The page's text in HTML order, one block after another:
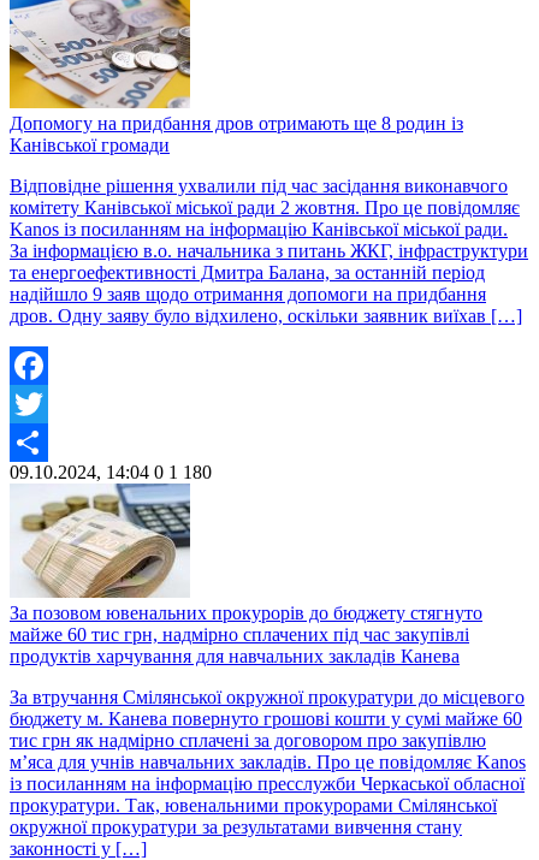
Допомогу на придбання дров отримають ще 8 родин із
Канівської громади
Відповідне рішення ухвалили під час засідання виконавчого
комітету Канівської міської ради 2 жовтня. Про це повідомляє
Kanos із посиланням на інформацію Канівської міської ради.
За інформацією в.о. начальника з питань ЖКГ, інфраструктури
та енергоефективності Дмитра Балана, за останній період
надійшло 9 заяв щодо отримання допомоги на придбання
дров. Одну заяву було відхилено, оскільки заявник виїхав […]
Facebook
Twitter
Share
09.10.2024, 14:04 0 1 180
За позовом ювенальних прокурорів до бюджету стягнуто
майже 60 тис грн, надмірно сплачених під час закупівлі
продуктів харчування для навчальних закладів Канева
За втручання Смілянської окружної прокуратури до місцевого
бюджету м. Канева повернуто грошові кошти у сумі майже 60
тис грн як надмірно сплачені за договором про закупівлю
м’яса для учнів навчальних закладів. Про це повідомляє Kanos
із посиланням на інформацію пресслужби Черкаської обласної
прокуратури. Так, ювенальними прокурорами Смілянської
окружної прокуратури за результатами вивчення стану
законності у […]